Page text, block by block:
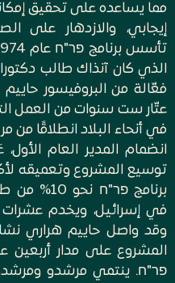
مما يساعده على تحقيق
إيجابي، والازدهار على
الذي كان آنذاك طالب
فعّالة من البروفيسور
عتّار ست سنوات من العمل
في أنحاء البلاد انطلاقًا من
انضمام المدير العام
توسيع المشروع وتعميقه
برنامج
في إسرائيل، ويخدم عشرات
وقد واصل حاييم هراري
المشروع على مدار أربعين
פר"ח. ينتمي مرشدو